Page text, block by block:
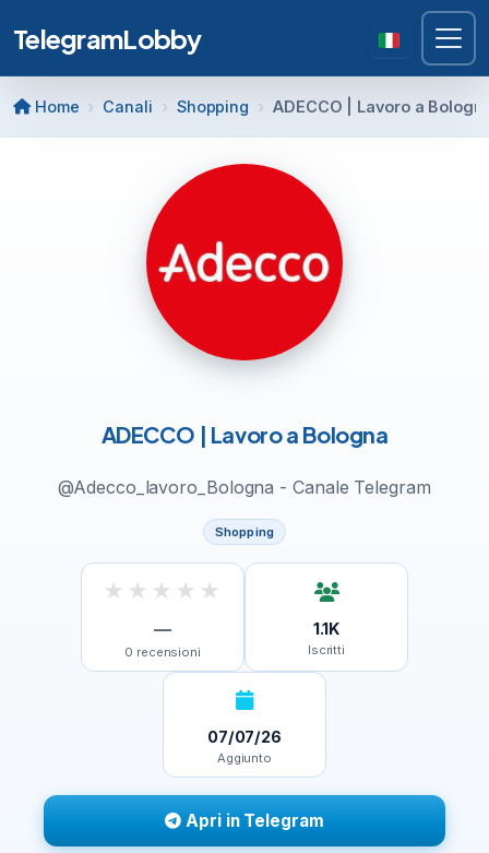
TelegramLobby
Home Canali Shopping ADECCO | Lavoro a
ADECCO | Lavoro a Bologna
@Adecco_lavoro_Bologna - Canale Telegram
Shopping
★ ★ ★ ★ ★
—
0 recensioni
1.1K
Iscritti
07/07/26
Aggiunto
Apri in Telegram